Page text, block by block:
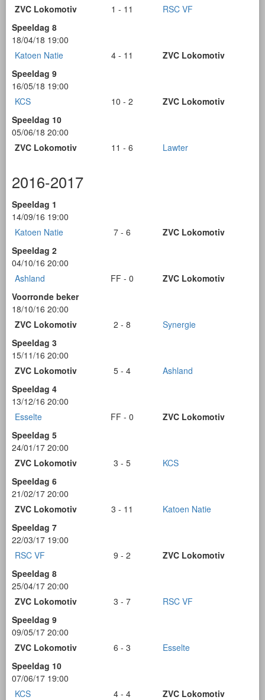
ZVC Lokomotiv
1 - 11
RSC VF
Speeldag 8
18/04/18 19:00
Katoen Natie
4 - 11
ZVC Lokomotiv
Speeldag 9
16/05/18 19:00
KCS
10 - 2
ZVC Lokomotiv
Speeldag 10
05/06/18 20:00
ZVC Lokomotiv
11 - 6 Lawter
2016-2017
Speeldag 1
14/09/16 19:00
Katoen Natie
7 - 6
ZVC Lokomotiv
Speeldag 2
04/10/16 20:00
Ashland
FF - 0
ZVC Lokomotiv
Voorronde beker
18/10/16 20:00
ZVC Lokomotiv
2 - 8
Synergie
Speeldag 3
15/11/16 20:00
ZVC Lokomotiv
5 - 4
Ashland
Speeldag 4
13/12/16 20:00
Esselte
FF - 0
ZVC Lokomotiv
Speeldag 5
24/01/17 20:00
ZVC Lokomotiv
3 - 5
KCS
Speeldag 6
21/02/17 20:00
ZVC Lokomotiv
3 - 11
Katoen Natie
Speeldag 7
22/03/17 19:00
RSC VF
9 - 2
ZVC Lokomotiv
Speeldag 8
25/04/17 20:00
ZVC Lokomotiv
3 - 7
RSC VF
Speeldag 9
09/05/17 20:00
ZVC Lokomotiv
6 - 3
Esselte
Speeldag 10
07/06/17 19:00
KCS
4 - 4 ZVC Lokomotiv